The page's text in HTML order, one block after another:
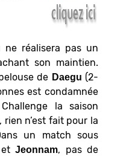
ne réalisera pas un
son maintien.
de Daegu (2-
est condamnée
la saison
n’est fait pour la
un match sous
etJeonnam, pas de